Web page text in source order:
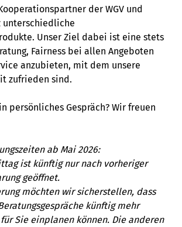
der WGV und
Unser Ziel dabei ist eine stets
Fairness bei allen Angeboten
anzubieten, mit dem unsere
zufrieden sind.
persönliches Gespräch? Wir freuen
ab Mai 2026:
ist künftig nur nach vorheriger
geöffnet.
möchten wir sicherstellen, dass
künftig mehr
Sie einplanen können. Die anderen